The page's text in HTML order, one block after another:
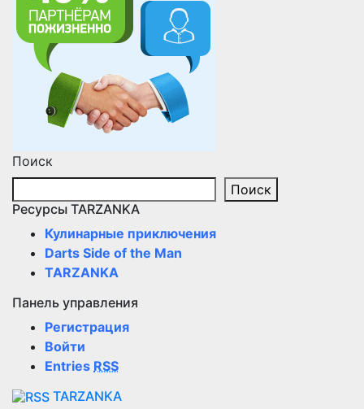
Поиск
Поиск
Ресурсы TARZANKA
Кулинарные приключения
Darts Side of the Man
TARZANKA
Панель управления
Регистрация
Войти
Entries RSS
TARZANKA